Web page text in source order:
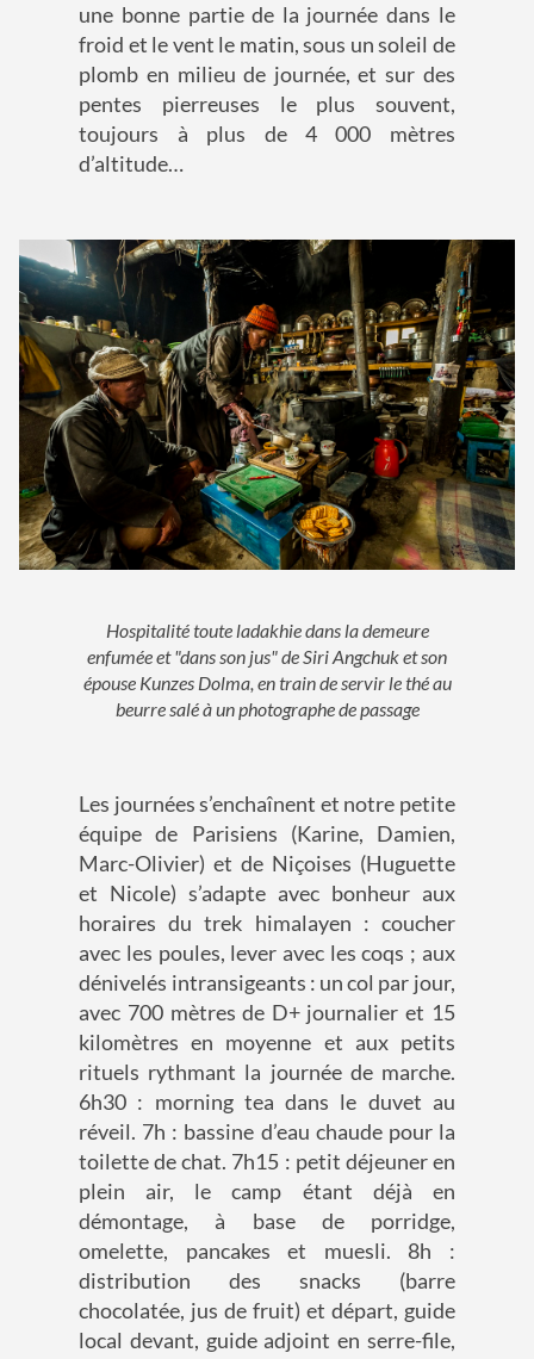
une bonne partie de la journée dans le
froid et le vent le matin, sous un soleil de
plomb en milieu de journée, et sur des
pentes pierreuses le plus souvent,
toujours à plus de 4 000 mètres
d’altitude…
Hospitalité toute ladakhie dans la demeure
enfumée et "dans son jus" de Siri Angchuk et son
épouse Kunzes Dolma, en train de servir le thé au
beurre salé à un photographe de passage
Les journées s’enchaînent et notre petite
équipe de Parisiens (Karine, Damien,
Marc-Olivier) et de Niçoises (Huguette
et Nicole) s’adapte avec bonheur aux
horaires du trek himalayen : coucher
avec les poules, lever avec les coqs ; aux
dénivelés intransigeants : un col par jour,
avec 700 mètres de D+ journalier et 15
kilomètres en moyenne et aux petits
rituels rythmant la journée de marche.
6h30 : morning tea dans le duvet au
réveil. 7h : bassine d’eau chaude pour la
toilette de chat. 7h15 : petit déjeuner en
plein air, le camp étant déjà en
démontage, à base de porridge,
omelette, pancakes et muesli. 8h :
distribution des snacks (barre
chocolatée, jus de fruit) et départ, guide
local devant, guide adjoint en serre-file,